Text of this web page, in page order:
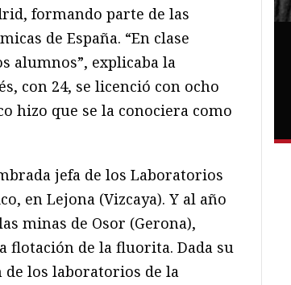
formando parte de las
de España. “En clase
alumnos”, explicaba la
con 24, se licenció con ocho
hizo que se la conociera como
jefa de los Laboratorios
en Lejona (Vizcaya). Y al año
minas de Osor (Gerona),
flotación de la fluorita. Dada su
los laboratorios de la